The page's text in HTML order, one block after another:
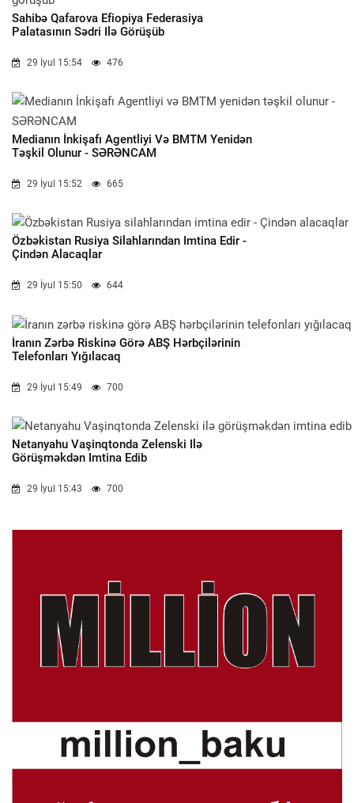
Sahibə Qafarova Efiopiya Federasiya
Palatasının Sədri Ilə Görüşüb
29 İyul 15:54 476
Medianın İnkişafı Agentliyi Və BMTM Yenidən
Təşkil Olunur - SƏRƏNCAM
29 İyul 15:52 665
Özbəkistan Rusiya Silahlarından Imtina Edir -
Çindən Alacaqlar
29 İyul 15:50 644
İranın Zərbə Riskinə Görə ABŞ Hərbçilərinin
Telefonları Yığılacaq
29 İyul 15:49 700
Netanyahu Vaşinqtonda Zelenski Ilə
Görüşməkdən Imtina Edib
29 İyul 15:43 700